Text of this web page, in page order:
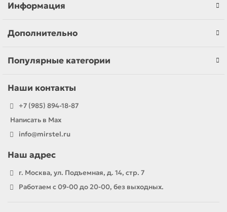
Информация
Дополнительно
Популярные категории
Наши контакты
+7 (985) 894-18-87
Написать в Max
info@mirstel.ru
Наш адрес
г. Москва, ул. Подъемная, д. 14, стр. 7
Работаем с 09-00 до 20-00, без выходных.